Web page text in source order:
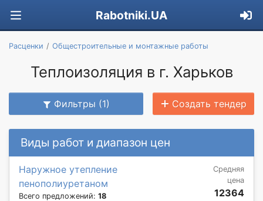
Rabotniki.UA
Расценки Общестроительные и монтажные работы
Теплоизоляция в г. Харьков
Фильтры (1) Создать тендер
Виды работ и диапазон цен
Наружное утепление
пенополиуретаном
Всего предложений: 18
Средняя
цена
12364